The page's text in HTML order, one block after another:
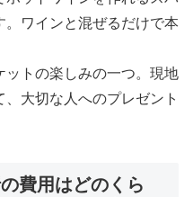
ワインと混ぜるだけで本
ットの楽しみの一つ。現地
大切な人へのプレゼント
費用はどのくら